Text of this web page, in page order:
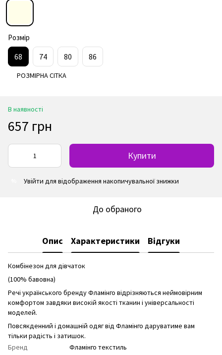
Розмір
68 74 80 86
РОЗМІРНА СІТКА
В наявності
657 грн
Купити
Увійти для відображення накопичувальної знижки
До обраного
Опис Характеристики Відгуки
Комбінезон для дівчаток
(100% бавовна)
Речі українського бренду Фламінго відрізняються неймовірним
комфортом завдяки високій якості тканин і універсальності
моделей.
Повсякденний і домашній одяг від Фламінго даруватиме вам
тільки радість і затишок.
Бренд
Фламінго текстиль